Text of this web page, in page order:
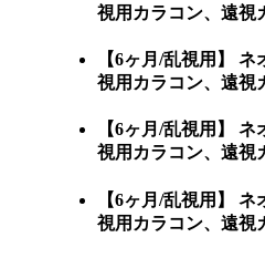
視用カラコン、遠視
【6ヶ月/乱視用】
視用カラコン、遠視
【6ヶ月/乱視用】
視用カラコン、遠視
【6ヶ月/乱視用】
視用カラコン、遠視